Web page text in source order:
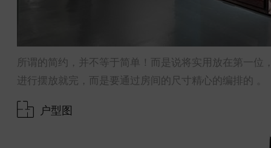
所谓的简约，并不等于简单！而是说将实用放在第一
进行摆放就完，而是要通过房间的尺寸精心的编排的 。
户型图